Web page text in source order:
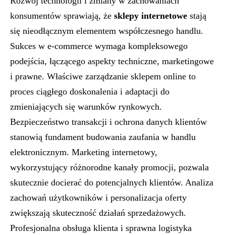
konsumentów sprawiają, że sklepy internetowe stają
się nieodłącznym elementem współczesnego handlu.
Sukces w e-commerce wymaga kompleksowego
podejścia, łączącego aspekty techniczne, marketingowe
i prawne. Właściwe zarządzanie sklepem online to
proces ciągłego doskonalenia i adaptacji do
zmieniających się warunków rynkowych.
Bezpieczeństwo transakcji i ochrona danych klientów
stanowią fundament budowania zaufania w handlu
elektronicznym. Marketing internetowy,
wykorzystujący różnorodne kanały promocji, pozwala
skutecznie docierać do potencjalnych klientów. Analiza
zachowań użytkowników i personalizacja oferty
zwiększają skuteczność działań sprzedażowych.
Profesjonalna obsługa klienta i sprawna logistyka